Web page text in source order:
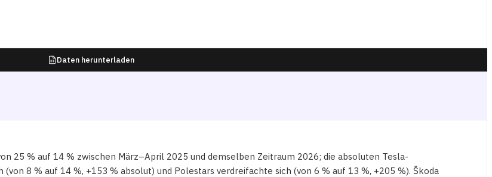
Daten herunterladen
25 % auf 14 % zwischen März–April 2025 und demselben Zeitraum 2026; die absoluten Tesla-
8 % auf 14 %, +153 % absolut) und Polestars verdreifachte sich (von 6 % auf 13 %, +205 %). Škoda